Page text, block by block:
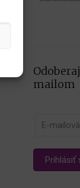
mailom